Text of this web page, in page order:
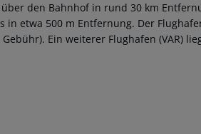
den Bahnhof in rund 30 km
etwa 500 m Entfernung. Der
Ein weiterer Flughafen (VAR)